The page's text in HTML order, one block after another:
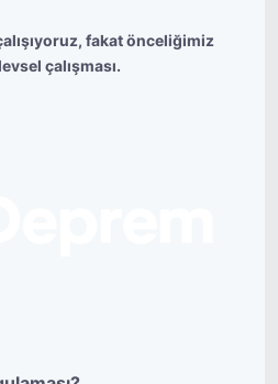
fakat önceliğimiz
çalışması.